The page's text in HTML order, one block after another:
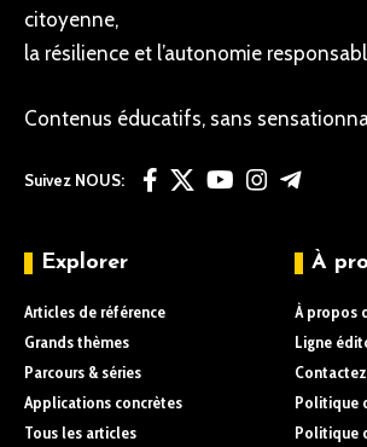
citoyenne,
la résilience et l’autonomie
Contenus éducatifs, sans
Suivez NOUS:
Explorer
Articles de référence
Grands thèmes
Parcours & séries
Applications concrètes
Tous les articles
À
À propos
Ligne
Politique
Politique